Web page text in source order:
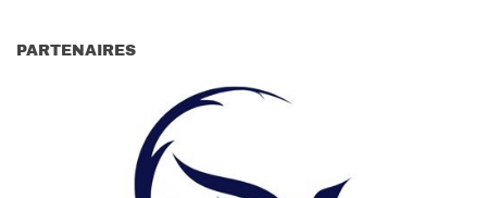
PARTENAIRES